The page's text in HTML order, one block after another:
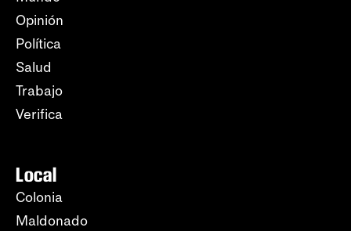
Opinión
Política
Salud
Trabajo
Verifica
Local
Colonia
Maldonado